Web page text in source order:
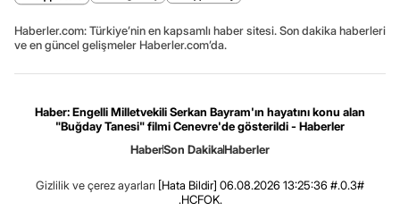
Haberler.com: Türkiye’nin en kapsamlı haber sitesi. Son dakika haberleri
ve en güncel gelişmeler Haberler.com’da.
Haber: Engelli Milletvekili Serkan Bayram'ın hayatını konu alan
"Buğday Tanesi" filmi Cenevre'de gösterildi - Haberler
HaberSon DakikaHaberler
Gizlilik ve çerez ayarları [Hata Bildir] 06.08.2026 13:25:36 #.0.3#
.HCFOK.